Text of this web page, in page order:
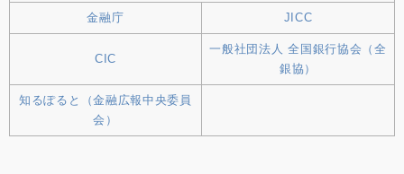
金融庁 JICC
CIC
一般社団法人 全国銀行協会（全
銀協）
知るぽると（金融広報中央委員
会）